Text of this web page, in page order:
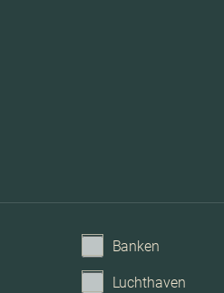
Banken
Luchthaven